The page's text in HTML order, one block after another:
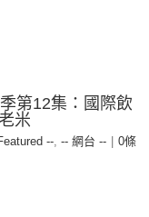
第12集：國際飲
米
--, -- 網台 --
0條